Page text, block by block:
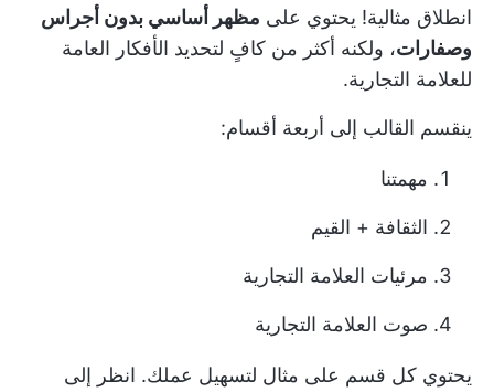
انطلاق مثالية! يحتوي على مظهر أساسي بدون أجراس
وصفارات، ولكنه أكثر من كافٍ لتحديد الأفكار العامة
للعلامة التجارية.
ينقسم القالب إلى أربعة أقسام:
مهمتنا
الثقافة + القيم
مرئيات العلامة التجارية
صوت العلامة التجارية
يحتوي كل قسم على مثال لتسهيل عملك. انظر إلى